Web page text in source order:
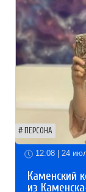
ПЕРСОНА
12:08 | 24
Каменский
из